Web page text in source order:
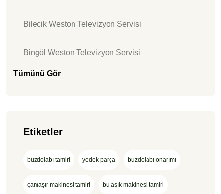
Bilecik Weston Televizyon Servisi
Bingöl Weston Televizyon Servisi
Tümünü Gör
Etiketler
buzdolabı tamiri yedek parça buzdolabı onarımı
çamaşır makinesi tamiri bulaşık makinesi tamiri